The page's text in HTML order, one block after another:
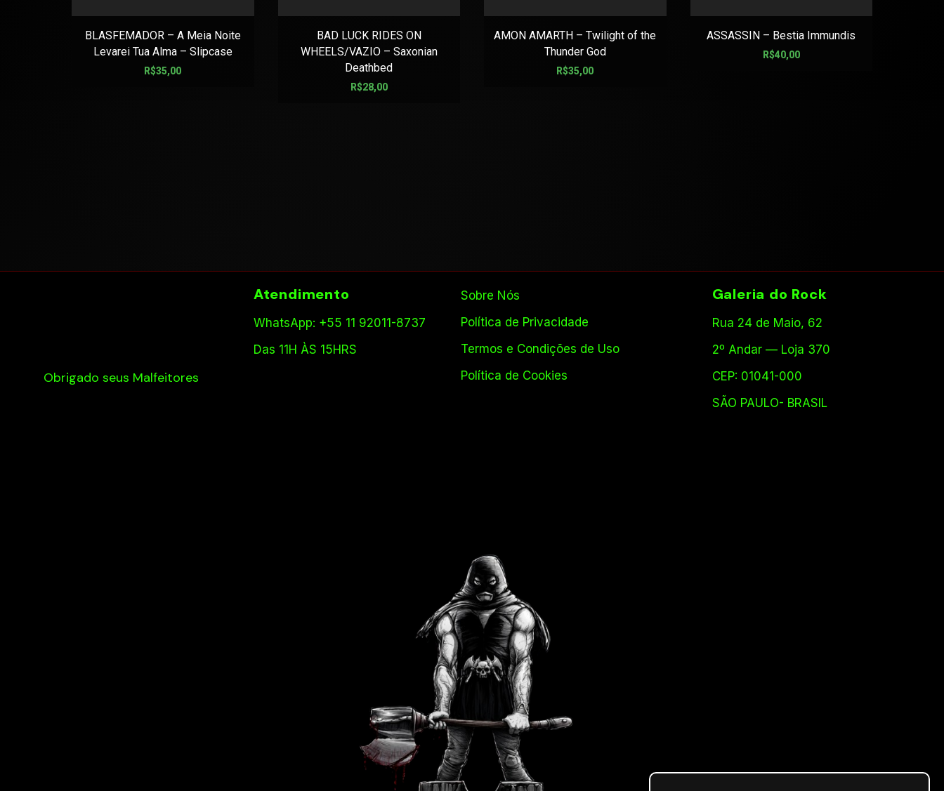
BLASFEMADOR – A Meia Noite
Levarei Tua Alma – Slipcase
R$35,00
BAD LUCK RIDES ON
WHEELS/VAZIO – Saxonian
Deathbed
R$28,00
AMON AMARTH – Twilight of the
Thunder God
R$35,00
ASSASSIN – Bestia Immundis
R$40,00
Obrigado seus Malfeitores
Atendimento
WhatsApp: +55 11 92011-8737
Das 11H ÀS 15HRS
Sobre Nós
Política de Privacidade
Termos e Condições de Uso
Política de Cookies
Galeria do Rock
Rua 24 de Maio, 62
2º Andar — Loja 370
CEP: 01041-000
SÃO PAULO- BRASIL